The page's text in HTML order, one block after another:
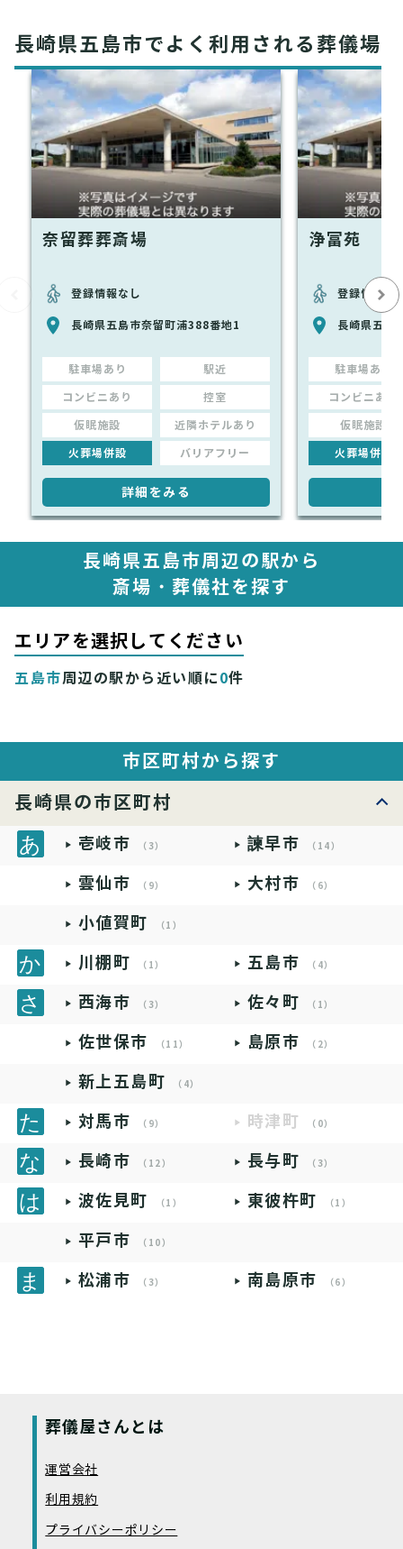
長崎県五島市でよく利用される葬儀場
奈留葬葬斎場
登録情報なし
長崎県五島市奈留町浦388番地1
駐車場あり 駅近
コンビニあり 控室
仮眠施設 近隣ホテルあり
火葬場併設 バリアフリー
詳細をみる
浄富苑
登録情報な
長崎県五島
駐車場あり
コンビニあり
仮眠施設
火葬場併設
長崎県五島市周辺の駅から
斎場・葬儀社を探す
エリアを選択してください
五島市周辺の駅から近い順に0件
市区町村から探す
長崎県の市区町村
壱岐市 （3） 諫早市 （14）
雲仙市 （9） 大村市 （6）
小値賀町 （1）
川棚町 （1） 五島市 （4）
西海市 （3） 佐々町 （1）
佐世保市 （11） 島原市 （2）
新上五島町 （4）
対馬市 （9） 時津町 （0）
長崎市 （12） 長与町 （3）
波佐見町 （1） 東彼杵町 （1）
平戸市 （10）
松浦市 （3） 南島原市 （6）
葬儀屋さんとは
運営会社
利用規約
プライバシーポリシー